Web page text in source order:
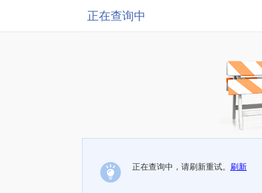
正在查询中
正在查询中，请刷新重试。 刷新